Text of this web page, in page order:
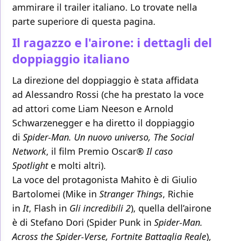
ammirare il trailer italiano. Lo trovate nella
parte superiore di questa pagina.
Il ragazzo e l'airone: i dettagli del
doppiaggio italiano
La direzione del doppiaggio è stata affidata
ad Alessandro Rossi (che ha prestato la voce
ad attori come Liam Neeson e Arnold
Schwarzenegger e ha diretto il doppiaggio
di Spider-Man. Un nuovo universo, The Social
Network, il film Premio Oscar®Il caso
Spotlighte molti altri).
La voce del protagonista Mahito è di Giulio
Bartolomei (Mike in Stranger Things, Richie
inIt, Flash in Gli incredibili 2), quella dell’airone
è di Stefano Dori (Spider Punk in Spider-Man.
Across the Spider-Verse, Fortnite Battaglia Reale),